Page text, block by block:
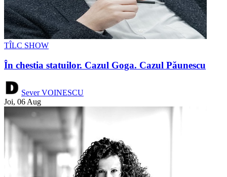
TÎLC SHOW
În chestia statuilor. Cazul Goga. Cazul Păunescu
Sever VOINESCU
Joi, 06 Aug